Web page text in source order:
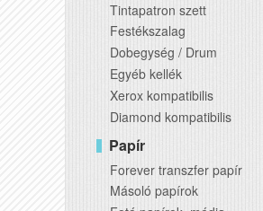
Tintapatron szett
Festékszalag
Dobegység / Drum
Egyéb kellék
Xerox kompatibilis
Diamond kompatibilis
Papír
Forever transzfer papír
Másoló papírok